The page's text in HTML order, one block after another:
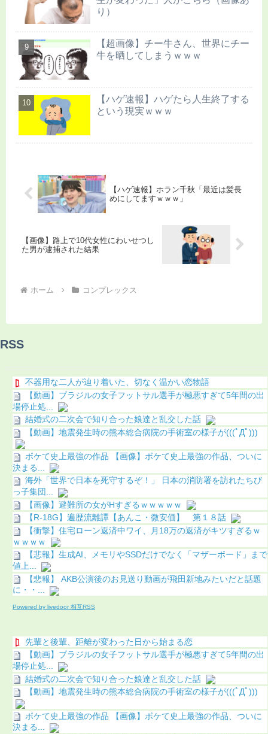
り）
【超画像】チー牛さん、世界にチー
牛を晒してしまうｗｗｗ
【ハゲ速報】ハゲたら人生終了する
という現実ｗｗｗ
【ハゲ速報】ホラン千秋「最近は髪長
めにしてますｗｗｗ」
【画像】路上で10代女性にわいせつし
た男が逮捕された結果
ホーム コンプレックス
RSS
不器用な二人が辿り着いた、切なく温かい恋物語
【動画】ブラジルの女子フットサル選手が極悪すぎて5年間の出
場停止処...
結婚式の二次会で知り合った娘達と乱交した話
【動画】地震発生時の熊本総合病院の手術室の様子が(((ﾟДﾟ)))
ボケて史上最強の作品 【画像】ボケて史上最強の作品、ついに
決まる...
海外「世界で日本を死守するぞ！」 日本の消防署を訪れたちび
っ子集団...
【画像】避難所の女がHすぎるｗｗｗｗｗ
【R-18G】遍歴流離譚【あんこ・微安価】 第１８話
【衝撃】住宅ローン返済中ワイ、月18万の返済がキツすぎるｗ
ｗｗｗｗ
【悲報】生成AI、メモリやSSDだけでなく「マザーボード」まで
値上...
【悲報】 AKB公演後のお見送り動画が飛田新地みたいだと話題
に・・...
Powered by livedoor 相互RSS
先輩と後輩、距離が変わった日から始まる恋
【動画】ブラジルの女子フットサル選手が極悪すぎて5年間の出
場停止処...
結婚式の二次会で知り合った娘達と乱交した話
【動画】地震発生時の熊本総合病院の手術室の様子が(((ﾟДﾟ)))
ボケて史上最強の作品 【画像】ボケて史上最強の作品、ついに
決まる...